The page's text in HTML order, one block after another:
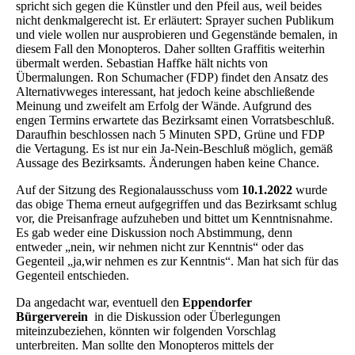
spricht sich gegen die Künstler und den Pfeil aus, weil beides
nicht denkmalgerecht ist. Er erläutert: Sprayer suchen Publikum
und viele wollen nur ausprobieren und Gegenstände bemalen, in
diesem Fall den Monopteros. Daher sollten Graffitis weiterhin
übermalt werden. Sebastian Haffke hält nichts von
Übermalungen. Ron Schumacher (FDP) findet den Ansatz des
Alternativweges interessant, hat jedoch keine abschließende
Meinung und zweifelt am Erfolg der Wände. Aufgrund des
engen Termins erwartete das Bezirksamt einen Vorratsbeschluß.
Daraufhin beschlossen nach 5 Minuten SPD, Grüne und FDP
die Vertagung. Es ist nur ein Ja-Nein-Beschluß möglich, gemäß
Aussage des Bezirksamts. Änderungen haben keine Chance.
Auf der Sitzung des Regionalausschuss vom 10.1.2022 wurde
das obige Thema erneut aufgegriffen und das Bezirksamt schlug
vor, die Preisanfrage aufzuheben und bittet um Kenntnisnahme.
Es gab weder eine Diskussion noch Abstimmung, denn
entweder „nein, wir nehmen nicht zur Kenntnis“ oder das
Gegenteil „ja,wir nehmen es zur Kenntnis“. Man hat sich für das
Gegenteil entschieden.
Da angedacht war, eventuell den Eppendorfer
Bürgerverein in die Diskussion oder Überlegungen
miteinzubeziehen, könnten wir folgenden Vorschlag
unterbreiten. Man sollte den Monopteros mittels der